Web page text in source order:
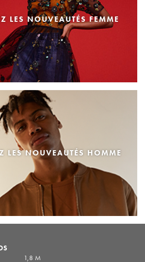
LES NOUVEAUTÉS FEMME
LES NOUVEAUTÉS HOMME
1,8 M